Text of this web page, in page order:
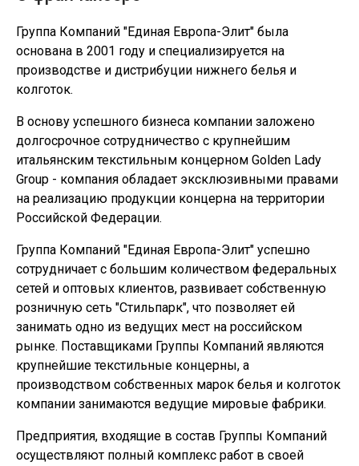
Группа Компаний "Единая Европа-Элит" была
основана в 2001 году и специализируется на
производстве и дистрибуции нижнего белья и
колготок.
В основу успешного бизнеса компании заложено
долгосрочное сотрудничество с крупнейшим
итальянским текстильным концерном Golden Lady
Group - компания обладает эксклюзивными правами
на реализацию продукции концерна на территории
Российской Федерации.
Группа Компаний "Единая Европа-Элит" успешно
сотрудничает с большим количеством федеральных
сетей и оптовых клиентов, развивает собственную
розничную сеть "Стильпарк", что позволяет ей
занимать одно из ведущих мест на российском
рынке. Поставщиками Группы Компаний являются
крупнейшие текстильные концерны, а
производством собственных марок белья и колготок
компании занимаются ведущие мировые фабрики.
Предприятия, входящие в состав Группы Компаний
осуществляют полный комплекс работ в своей